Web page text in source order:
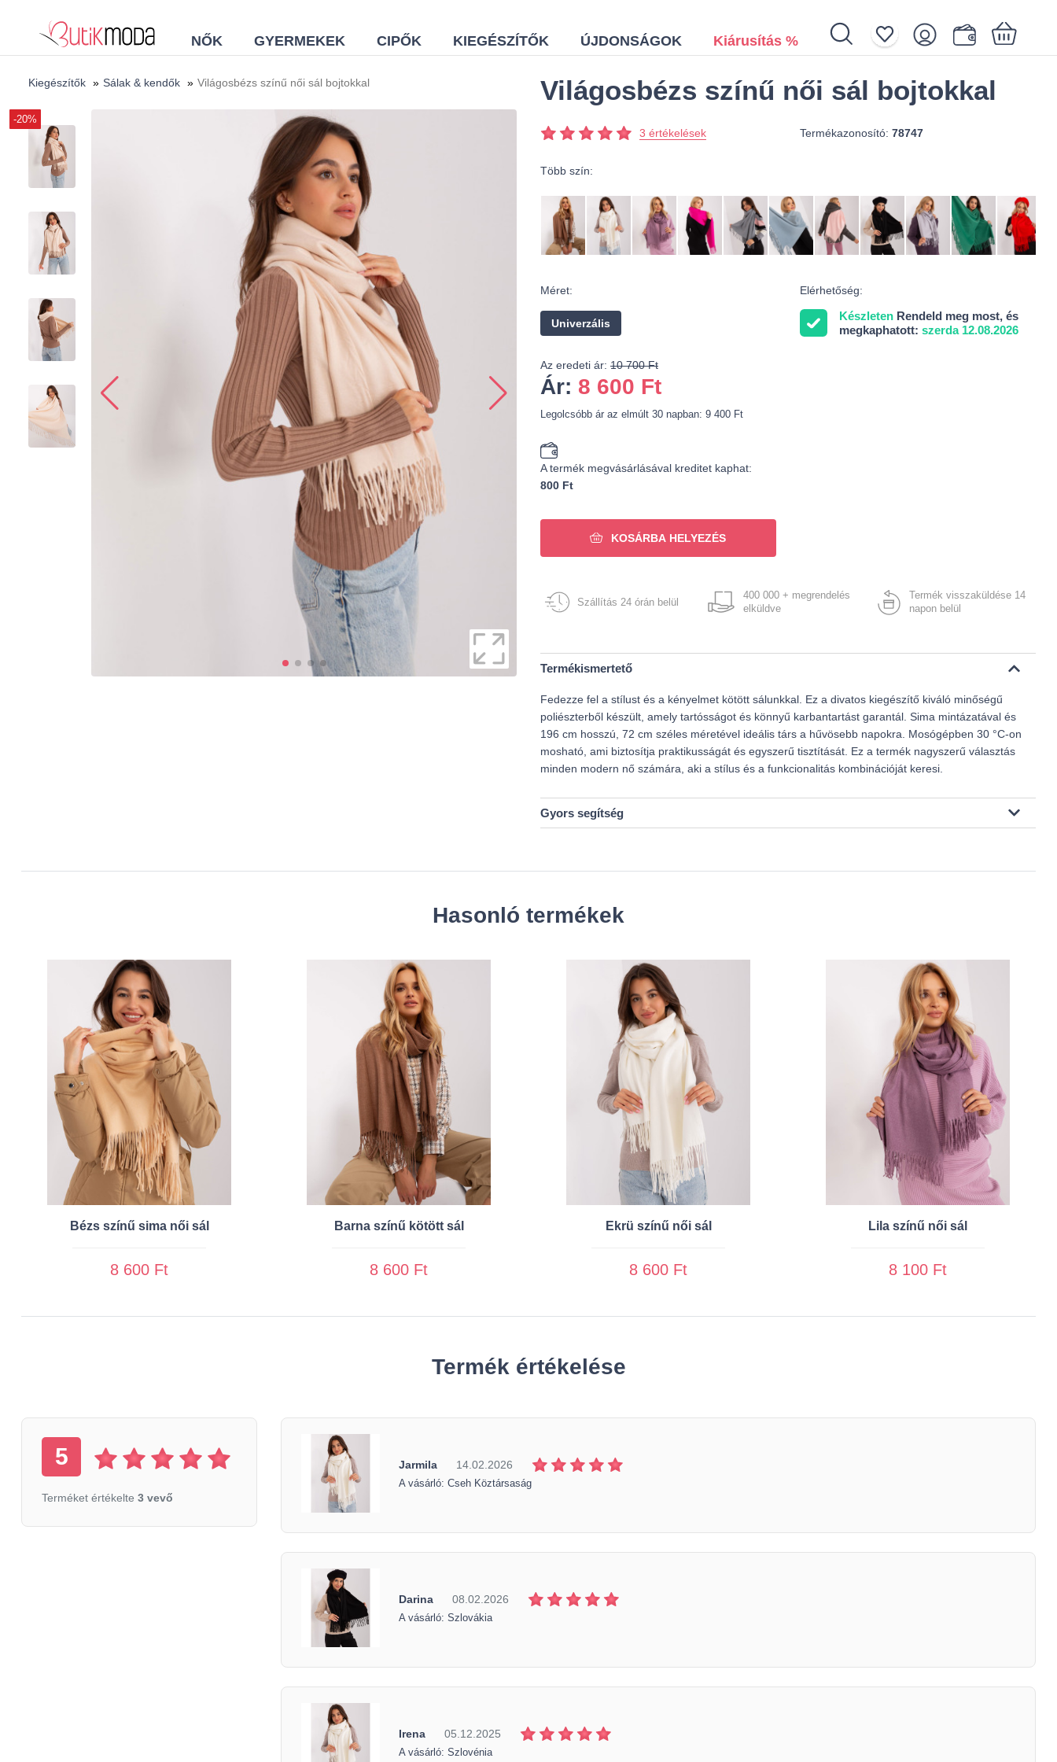
NŐK GYERMEKEK CIPŐK KIEGÉSZÍTŐK ÚJDONSÁGOK Kiárusítás %
Az Ön kosara üres
Kiegészítők » Sálak & kendők » Világosbézs színű női sál bojtokkal
-20%
Világosbézs színű női sál bojtokkal
3 értékelések Termékazonosító: 78747
Elérhetőség:
Készleten Rendeld meg most, és
megkaphatott: szerda 12.08.2026
Több szín:
Méret:
Univerzális
Az eredeti ár: 10 700 Ft
Ár: 8 600 Ft
Legolcsóbb ár az elmúlt 30 napban: 9 400 Ft
A termék megvásárlásával kreditet kaphat:
800 Ft
KOSÁRBA HELYEZÉS
Szállítás 24 órán belül
400 000 + megrendelés
elküldve
Termék visszaküldése 14
napon belül
Termékismertető
Fedezze fel a stílust és a kényelmet kötött sálunkkal. Ez a divatos kiegészítő kiváló minőségű
poliészterből készült, amely tartósságot és könnyű karbantartást garantál. Sima mintázatával és
196 cm hosszú, 72 cm széles méretével ideális társ a hűvösebb napokra. Mosógépben 30 °C-on
mosható, ami biztosítja praktikusságát és egyszerű tisztítását. Ez a termék nagyszerű választás
minden modern nő számára, aki a stílus és a funkcionalitás kombinációját keresi.
Gyors segítség
Hasonló termékek
Bézs színű sima női sál
8 600 Ft
Barna színű kötött sál
8 600 Ft
Ekrü színű női sál
8 600 Ft
Lila színű női sál
8 100 Ft
Termék értékelése
5
Terméket értékelte 3 vevő
Jarmila 14.02.2026
A vásárló: Cseh Köztársaság
Darina 08.02.2026
A vásárló: Szlovákia
Irena 05.12.2025
A vásárló: Szlovénia